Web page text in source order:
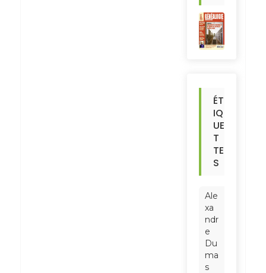
ÉT
IQ
UE
T
TE
S
Ale
xa
ndr
e
Du
ma
s